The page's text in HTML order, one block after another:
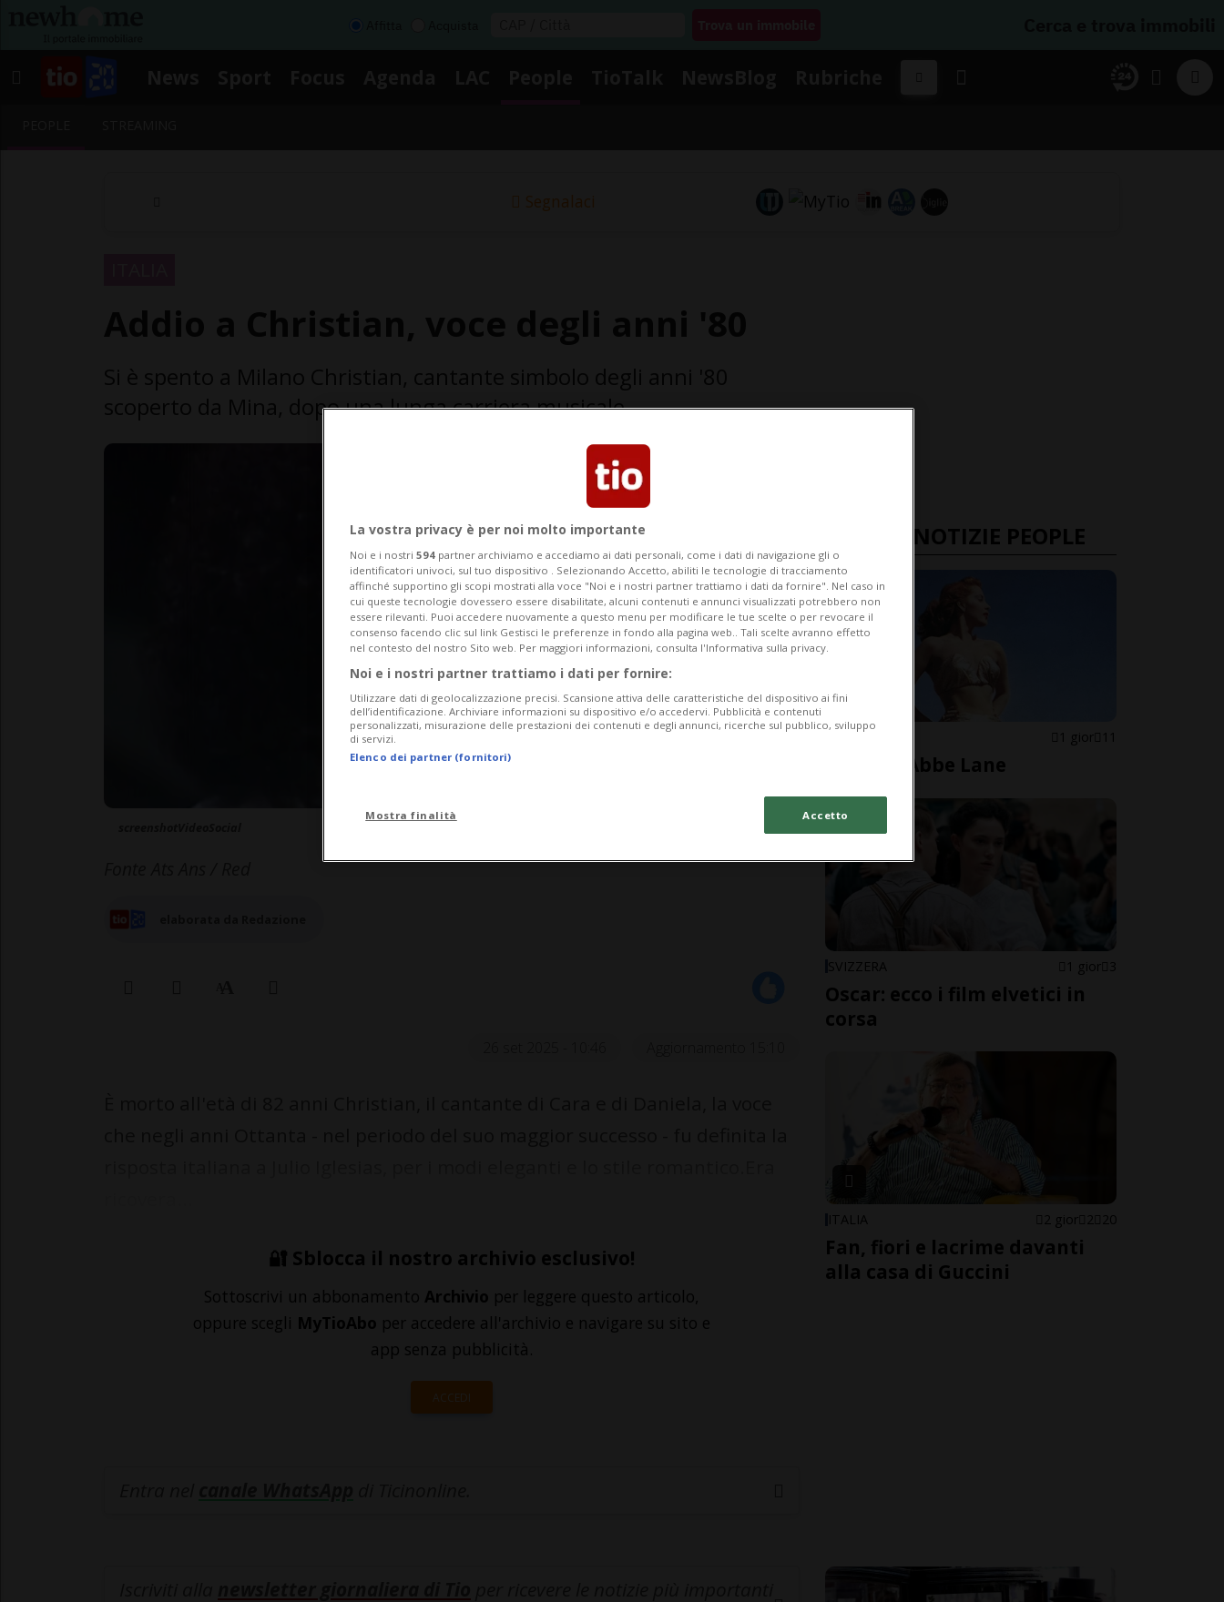
Segnalaci
scoperto da Mina, dopo una lunga carriera musicale.
🔐 Sblocca il nostro archivio esclusivo!
Sottoscrivi un abbonamento Archivio per leggere questo articolo,
oppure scegli MyTioAbo per accedere all'archivio e navigare su sito e
app senza pubblicità.
ACCEDI
ULTIME NOTIZIE PEOPLE
STATI UNITI 1 gior 11
È morta Abbe Lane
SVIZZERA 1 gior 3
Oscar: ecco i film elvetici in
corsa
ITALIA 2 gior 2 20
Fan, fiori e lacrime davanti
alla casa di Guccini
La vostra privacy è per noi molto importante
Noi e i nostri 594 partner archiviamo e accediamo ai dati personali, come i dati di navigazione gli o
identificatori univoci, sul tuo dispositivo . Selezionando Accetto, abiliti le tecnologie di tracciamento
affinché supportino gli scopi mostrati alla voce "Noi e i nostri partner trattiamo i dati da fornire". Nel caso in
cui queste tecnologie dovessero essere disabilitate, alcuni contenuti e annunci visualizzati potrebbero non
essere rilevanti. Puoi accedere nuovamente a questo menu per modificare le tue scelte o per revocare il
consenso facendo clic sul link Gestisci le preferenze in fondo alla pagina web.. Tali scelte avranno effetto
nel contesto del nostro Sito web. Per maggiori informazioni, consulta l'Informativa sulla privacy.
Noi e i nostri partner trattiamo i dati per fornire:
Utilizzare dati di geolocalizzazione precisi. Scansione attiva delle caratteristiche del dispositivo ai fini
dell’identificazione. Archiviare informazioni su dispositivo e/o accedervi. Pubblicità e contenuti
personalizzati, misurazione delle prestazioni dei contenuti e degli annunci, ricerche sul pubblico, sviluppo
di servizi.
Elenco dei partner (fornitori)
Mostra finalità Accetto